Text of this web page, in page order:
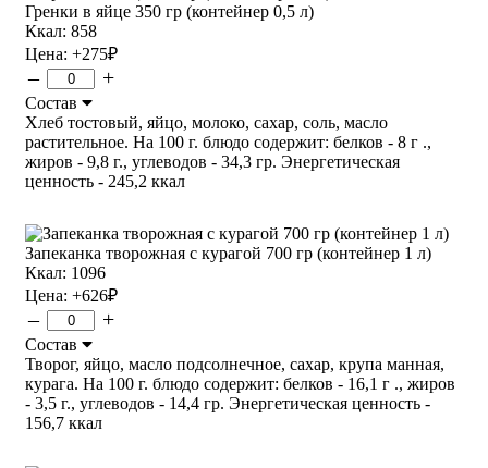
Гренки в яйце 350 гр (контейнер 0,5 л)
Ккал: 858
Цена: +275₽
– +
Состав
Хлеб тостовый, яйцо, молоко, сахар, соль, масло
растительное. На 100 г. блюдо содержит: белков - 8 г .,
жиров - 9,8 г., углеводов - 34,3 гр. Энергетическая
ценность - 245,2 ккал
Запеканка творожная с курагой 700 гр (контейнер 1 л)
Ккал: 1096
Цена: +626₽
– +
Состав
Творог, яйцо, масло подсолнечное, сахар, крупа манная,
курага. На 100 г. блюдо содержит: белков - 16,1 г ., жиров
- 3,5 г., углеводов - 14,4 гр. Энергетическая ценность -
156,7 ккал